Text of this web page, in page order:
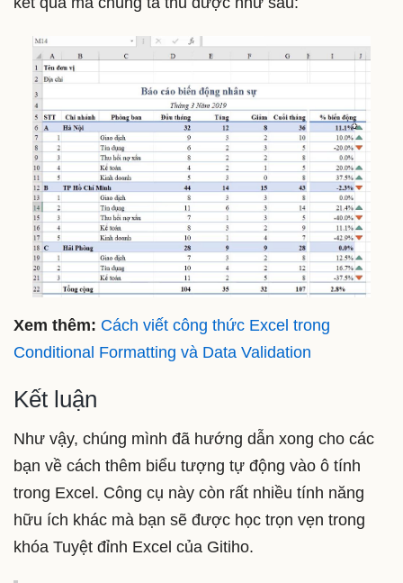
Xem thêm: Cách viết công thức Excel trong
Conditional Formatting và Data Validation
Kết luận
Như vậy, chúng mình đã hướng dẫn xong cho các
bạn về cách thêm biểu tượng tự động vào ô tính
trong Excel. Công cụ này còn rất nhiều tính năng
hữu ích khác mà bạn sẽ được học trọn vẹn trong
khóa Tuyệt đỉnh Excel của Gitiho.